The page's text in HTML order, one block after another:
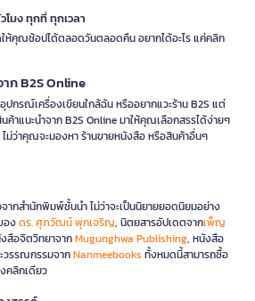
มง ทุกที่ ทุกเวลา
ห้คุณช้อปได้ตลอดวันตลอดคืน อยากได้อะไร แค่คลิก
ก B2S Online
ปกรณ์เครื่องเขียนใกล้ฉัน หรืออยากแวะร้าน B2S แต่
ค้าแนะนำจาก B2S Online มาให้คุณเลือกสรรได้ง่ายๆ
ม่ว่าคุณจะมองหา ร้านขายหนังสือ หรือสินค้าอื่นๆ
ากสำนักพิมพ์ชั้นนำ ไม่ว่าจะเป็นนิยายยอดนิยมอย่าง
องดร. ศุภวัฒน์ พุกเจริญ, นิตยสารอัปเดตจากเพ็ญ
สือจิตวิทยาจากMugunghwa Publishing, หนังสือ
วรรณกรรมจากNanmeebooks ทั้งหมดนี้สามารถซื้อ
คลิกเดียว